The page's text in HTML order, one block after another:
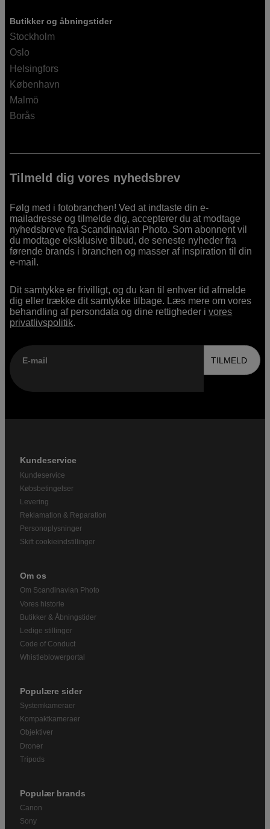
Butikker og åbningstider
Stockholm
Oslo
Helsingfors
København
Malmö
Borås
Tilmeld dig vores nyhedsbrev
Følg med i fotobranchen! Ved at indtaste din e-
mailadresse og tilmelde dig, accepterer du at modtage
nyhedsbreve fra Scandinavian Photo. Som abonnent vil
du modtage eksklusive tilbud, de seneste nyheder fra
førende brands i branchen og masser af inspiration til din
e-mail.
Dit samtykke er frivilligt, og du kan til enhver tid afmelde
dig eller trække dit samtykke tilbage. Læs mere om vores
behandling af persondata og dine rettigheder ivores
privatlivspolitik.
E-mail TILMELD
Kundeservice
Kundeservice
Købsbetingelser
Levering
Reklamation & Reparation
Personoplysninger
Skift cookieindstillinger
Om os
Om Scandinavian Photo
Vores historie
Butikker & Åbningstider
Ledige stillinger
Code of Conduct
Whistleblowerportal
Populære sider
Systemkameraer
Kompaktkameraer
Objektiver
Droner
Tripods
Populær brands
Canon
Sony